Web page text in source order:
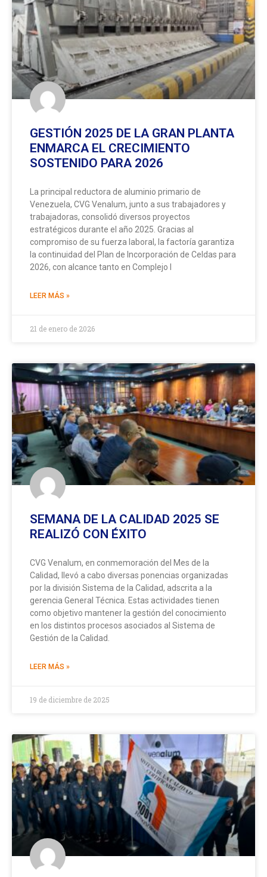
GESTIÓN 2025 DE LA GRAN PLANTA
ENMARCA EL CRECIMIENTO
SOSTENIDO PARA 2026
La principal reductora de aluminio primario de
Venezuela, CVG Venalum, junto a sus trabajadores y
trabajadoras, consolidó diversos proyectos
estratégicos durante el año 2025. Gracias al
compromiso de su fuerza laboral, la factoría garantiza
la continuidad del Plan de Incorporación de Celdas para
2026, con alcance tanto en Complejo I
LEER MÁS »
21 de enero de 2026
SEMANA DE LA CALIDAD 2025 SE
REALIZÓ CON ÉXITO
CVG Venalum, en conmemoración del Mes de la
Calidad, llevó a cabo diversas ponencias organizadas
por la división Sistema de la Calidad, adscrita a la
gerencia General Técnica. Estas actividades tienen
como objetivo mantener la gestión del conocimiento
en los distintos procesos asociados al Sistema de
Gestión de la Calidad.
LEER MÁS »
19 de diciembre de 2025